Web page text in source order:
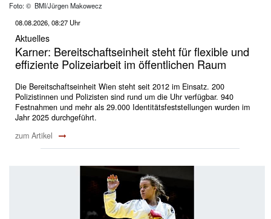
Foto: © BMI/Jürgen Makowecz
08.08.2026, 08:27 Uhr
Aktuelles
Karner: Bereitschaftseinheit steht für flexible und
effiziente Polizeiarbeit im öffentlichen Raum
Die Bereitschaftseinheit Wien steht seit 2012 im Einsatz. 200
Polizistinnen und Polizisten sind rund um die Uhr verfügbar. 940
Festnahmen und mehr als 29.000 Identitätsfeststellungen wurden im
Jahr 2025 durchgeführt.
zum Artikel